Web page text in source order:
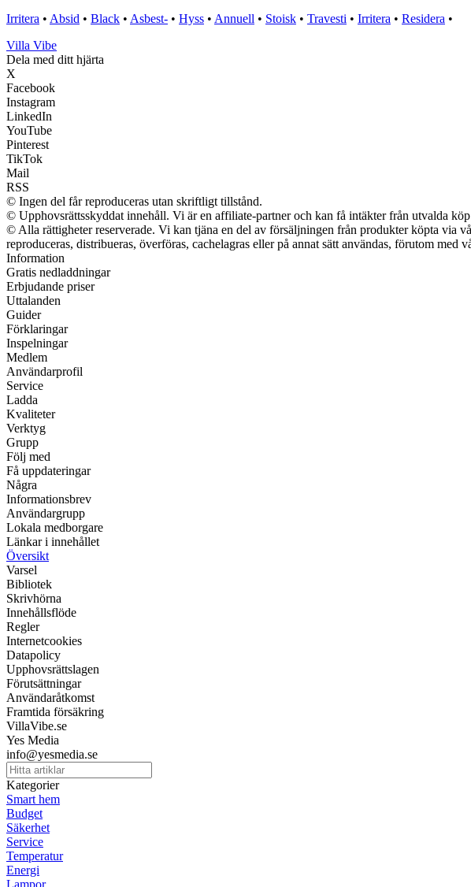
Irritera • Absid • Black • Asbest- • Hyss • Annuell • Stoisk • Travesti • Irritera • Residera •
Villa Vibe
Dela med ditt hjärta
X
Facebook
Instagram
LinkedIn
YouTube
Pinterest
TikTok
Mail
RSS
© Ingen del får reproduceras utan skriftligt tillstånd.
© Upphovsrättsskyddat innehåll. Vi är en affiliate-partner och kan få intäkter från utvalda
© Alla rättigheter reserverade. Vi kan tjäna en del av försäljningen från produkter köpta via
reproduceras, distribueras, överföras, cachelagras eller på annat sätt användas, förutom med
Information
Gratis nedladdningar
Erbjudande priser
Uttalanden
Guider
Förklaringar
Inspelningar
Medlem
Användarprofil
Service
Ladda
Kvaliteter
Verktyg
Grupp
Följ med
Få uppdateringar
Några
Informationsbrev
Användargrupp
Lokala medborgare
Länkar i innehållet
Översikt
Varsel
Bibliotek
Skrivhörna
Innehållsflöde
Regler
Internetcookies
Datapolicy
Upphovsrättslagen
Förutsättningar
Användaråtkomst
Framtida försäkring
VillaVibe.se
Yes Media
info@yesmedia.se
Kategorier
Smart hem
Budget
Säkerhet
Service
Temperatur
Energi